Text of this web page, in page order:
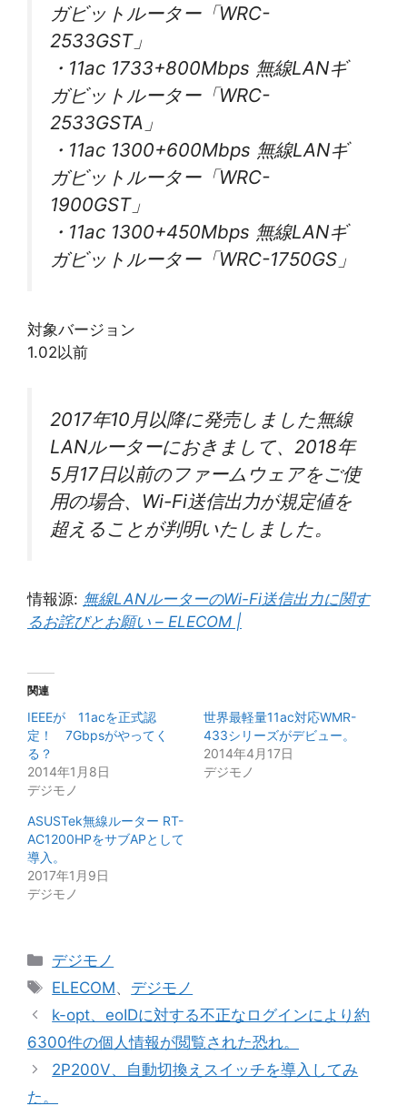
ガビットルーター「WRC-
2533GST」
・11ac 1733+800Mbps 無線LANギ
ガビットルーター「WRC-
2533GSTA」
・11ac 1300+600Mbps 無線LANギ
ガビットルーター「WRC-
1900GST」
・11ac 1300+450Mbps 無線LANギ
ガビットルーター「WRC-1750GS」
対象バージョン
1.02以前
2017年10月以降に発売しました無線
LANルーターにおきまして、2018年
5月17日以前のファームウェアをご使
用の場合、Wi-Fi送信出力が規定値を
超えることが判明いたしました。
情報源: 無線LANルーターのWi-Fi送信出力に関す
るお詫びとお願い – ELECOM |
関連
IEEEが 11acを正式認
定！ 7Gbpsがやってく
る？
2014年1月8日
デジモノ
世界最軽量11ac対応WMR-
433シリーズがデビュー。
2014年4月17日
デジモノ
ASUSTek無線ルーター RT-
AC1200HPをサブAPとして
導入。
2017年1月9日
デジモノ
カ
テ
リ
ー
デジモノ
タ
グ
ELECOM、 デジモノ
k-opt、eoIDに対する不正なログインにより約
6300件の個人情報が閲覧された恐れ。
2P200V、自動切換えスイッチを導入してみ
た。